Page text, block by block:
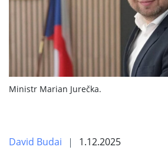
Ministr Marian Jurečka.
David Budai 1.12.2025